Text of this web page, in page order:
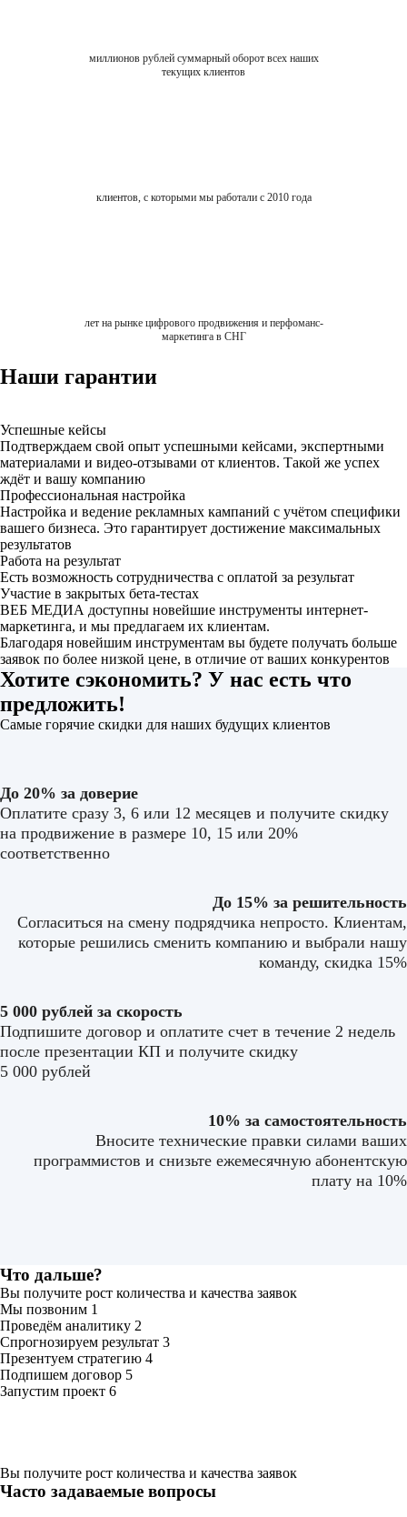
миллионов рублей суммарный оборот всех наших
текущих клиентов
клиентов, с которыми мы работали с 2010 года
лет на рынке цифрового продвижения и перфоманс-
маркетинга в СНГ
Наши гарантии
Успешные кейсы
Подтверждаем свой опыт успешными кейсами, экспертными
материалами и видео-отзывами от клиентов. Такой же успех
ждёт и вашу компанию
Профессиональная настройка
Настройка и ведение рекламных кампаний с учётом специфики
вашего бизнеса. Это гарантирует достижение максимальных
результатов
Работа на результат
Есть возможность сотрудничества с оплатой за результат
Участие в закрытых бета-тестах
ВЕБ МЕДИА доступны новейшие инструменты интернет-
маркетинга, и мы предлагаем их клиентам.
Благодаря новейшим инструментам вы будете получать больше
заявок по более низкой цене, в отличие от ваших конкурентов
Хотите сэкономить? У нас есть что
предложить!
Самые горячие скидки для наших будущих клиентов
До 20% за доверие
Оплатите сразу 3, 6 или 12 месяцев и получите скидку
на продвижение в размере 10, 15 или 20%
соответственно
До 15% за решительность
Согласиться на смену подрядчика непросто. Клиентам,
которые решились сменить компанию и выбрали нашу
команду, скидка 15%
5 000 рублей за скорость
Подпишите договор и оплатите счет в течение 2 недель
после презентации КП и получите скидку
5 000 рублей
10% за самостоятельность
Вносите технические правки силами ваших
программистов и снизьте ежемесячную абонентскую
плату на 10%
Что дальше?
Вы получите рост количества и качества заявок
Мы позвоним 1
Проведём аналитику 2
Спрогнозируем результат 3
Презентуем стратегию 4
Подпишем договор 5
Запустим проект 6
Вы получите рост количества и качества заявок
Часто задаваемые вопросы